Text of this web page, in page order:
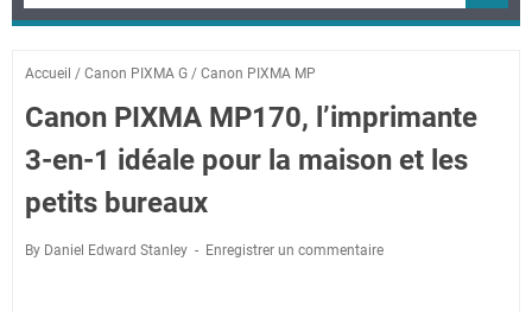
Accueil / Canon PIXMA G / Canon PIXMA MP
Canon PIXMA MP170, l’imprimante
3-en-1 idéale pour la maison et les
petits bureaux
By Daniel Edward Stanley Enregistrer un commentaire